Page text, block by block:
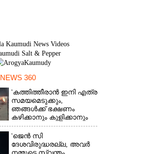
NEWS 360
'കത്തിത്തീരാൻ ഇനി എത്ര
സമയമെടുക്കും,
ഞങ്ങൾക്ക് ഭക്ഷണം
കഴിക്കാനും കുളിക്കാനും
ഉള്ളതാണ്': അച്ഛന്റെ
സംസ്കാരചടങ്ങിനിടെ
മക്കൾ
'ജെൻ സി
ദേശവിരുദ്ധരല്ല, അവർ